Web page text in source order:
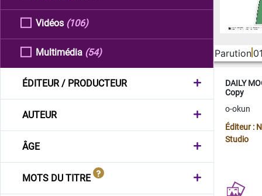
Vidéos (106)
Multimédia (54)
ÉDITEUR / PRODUCTEUR
AUTEUR
ÂGE
MOTS DU TITRE
Parution
DAILY
Copy
o-okun
Éditeur :
Studio